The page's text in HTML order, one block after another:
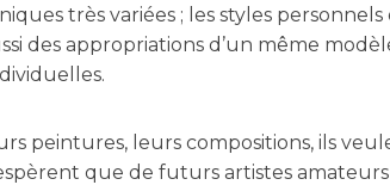
très variées ; les styles
des appropriations d’un même
peintures, leurs compositions, ils
que de futurs artistes